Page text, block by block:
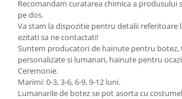
Recomandam curatarea chimica a produsului
pe dos.
Va stam la dispozitie pentru detalii referitoare
ezitati sa ne contactati!
Suntem producatori de hainute pentru botez,
personalizate si lumanari, hainute pentru
Ceremonie.
Marimi: 0-3, 3-6, 6-9, 9-12 luni.
Lumanarile de botez se pot asorta cu